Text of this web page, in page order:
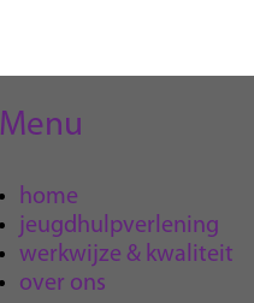
Menu
home
jeugdhulpverlening
werkwijze & kwaliteit
over ons